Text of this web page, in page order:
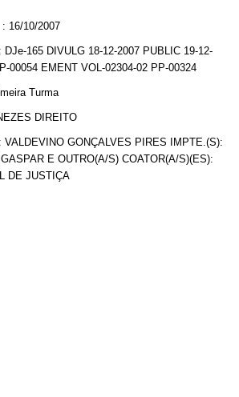
: 16/10/2007
: DJe-165 DIVULG 18-12-2007 PUBLIC 19-12-
00054 EMENT VOL-02304-02 PP-00324
Turma
DIREITO
VALDEVINO GONÇALVES PIRES IMPTE.(S):
E OUTRO(A/S) COATOR(A/S)(ES):
DE JUSTIÇA